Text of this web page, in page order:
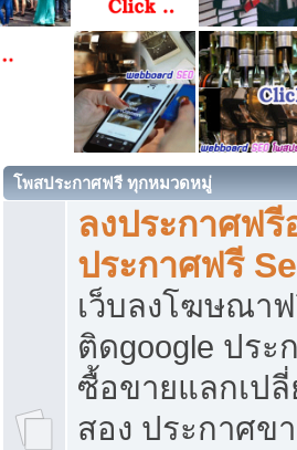
โพสประกาศฟรี ทุกหมวดหมู่
ลงประกาศฟ
ประกาศฟรี
เว็บลงโฆษณา
ติดgoogle ปร
ซื้อขายแลกเป
สอง ประกาศข